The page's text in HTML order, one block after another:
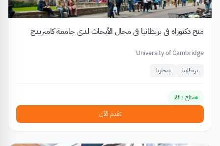
منح دكتوراه في بريطانيا في مجال الأبحاث لدى جامعة كامبريدج
University of Cambridge
بريطانيا نيجيريا
متاح دائمًا
تقدم الآن